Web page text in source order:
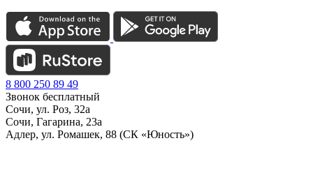
8 800 250 89 49
Звонок бесплатный
Сочи, ул. Роз, 32а
Сочи, Гагарина, 23а
Адлер, ул. Ромашек, 88 (СК «Юность»)